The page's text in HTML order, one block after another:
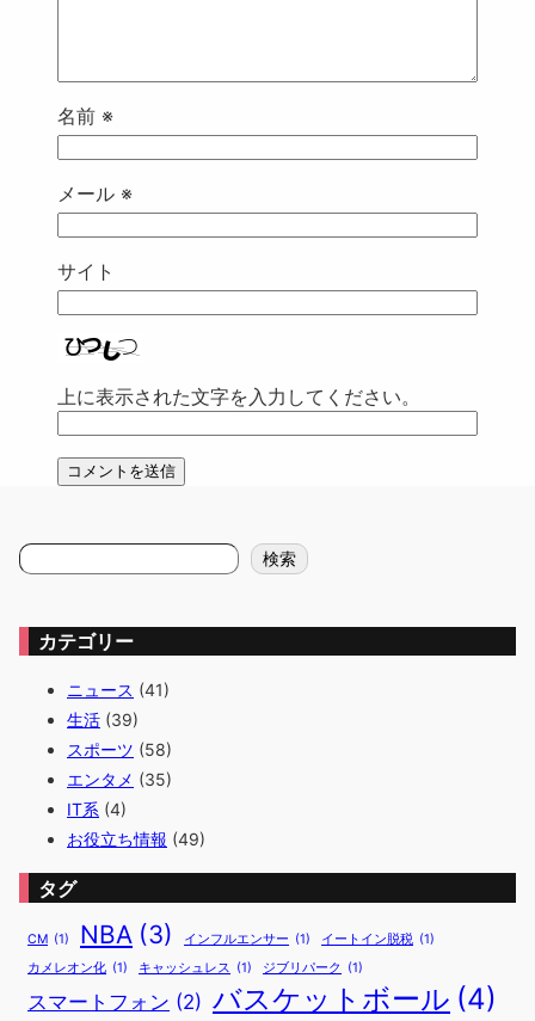
名前 ※
メール ※
サイト
上に表示された文字を入力してください。
検
索
検索
カテゴリー
ニュース (41)
生活 (39)
スポーツ (58)
エンタメ (35)
IT系 (4)
お役立ち情報 (49)
タグ
CM (1) NBA (3) インフルエンサー (1) イートイン脱税 (1)
カメレオン化 (1) キャッシュレス (1) ジブリパーク (1)
スマートフォン (2) バスケットボール (4)